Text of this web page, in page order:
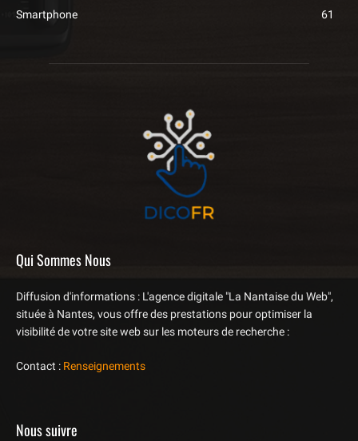
Smartphone
61
Qui Sommes Nous
Diffusion d'informations : L'agence digitale "La Nantaise du Web",
située à Nantes, vous offre des prestations pour optimiser la
visibilité de votre site web sur les moteurs de recherche :
Contact : Renseignements
Nous suivre